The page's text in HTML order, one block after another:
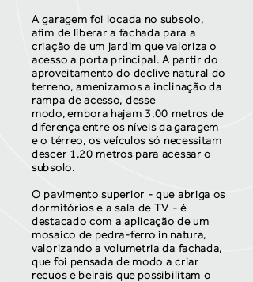
A garagem foi locada no subsolo,
afim de liberar a fachada para a
criação de um jardim que valoriza o
acesso a porta principal. A partir do
aproveitamento do declive natural do
terreno, amenizamos a inclinação da
rampa de acesso, desse
modo, embora hajam 3,00 metros de
diferença entre os níveis da garagem
e o térreo, os veículos só necessitam
descer 1,20 metros para acessar o
subsolo.
O pavimento superior - que abriga os
dormitórios e a sala de TV - é
destacado com a aplicação de um
mosaico de pedra-ferro in natura,
valorizando a volumetria da fachada,
que foi pensada de modo a criar
recuos e beirais que possibilitam o